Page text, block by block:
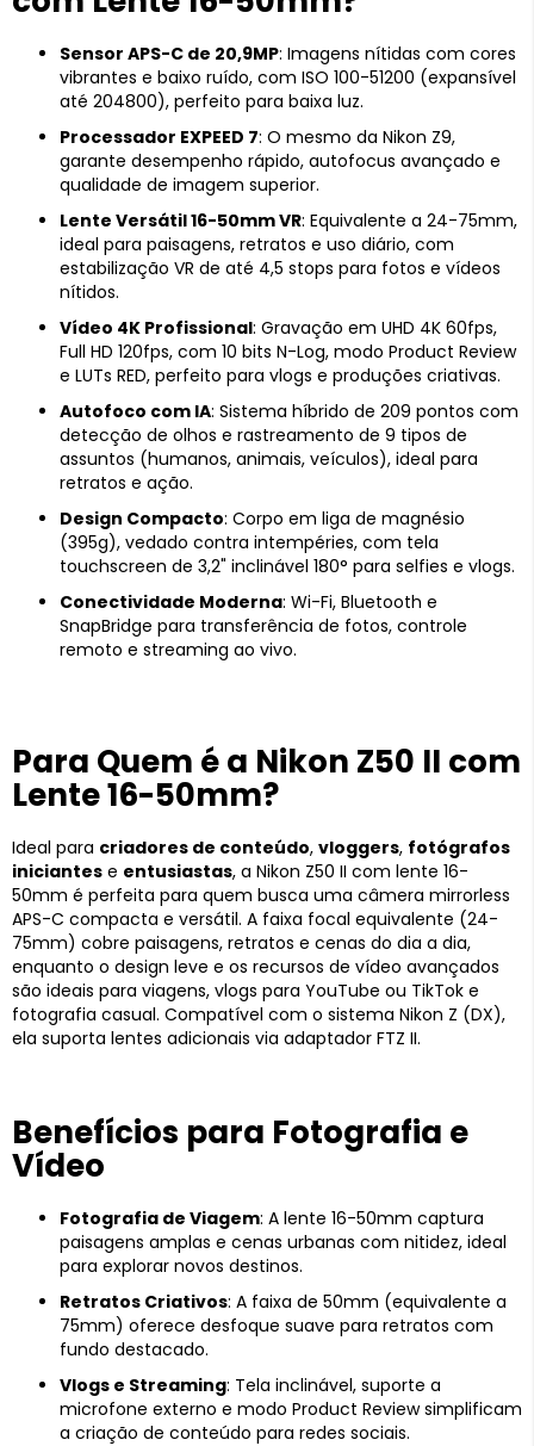
Sensor APS-C de 20,9MP: Imagens nítidas com cores
vibrantes e baixo ruído, com ISO 100-51200 (expansível
até 204800), perfeito para baixa luz.
Processador EXPEED 7: O mesmo da Nikon Z9,
garante desempenho rápido, autofocus avançado e
qualidade de imagem superior.
Lente Versátil 16-50mm VR: Equivalente a 24-75mm,
ideal para paisagens, retratos e uso diário, com
estabilização VR de até 4,5 stops para fotos e vídeos
nítidos.
Vídeo 4K Profissional: Gravação em UHD 4K 60fps,
Full HD 120fps, com 10 bits N-Log, modo Product Review
e LUTs RED, perfeito para vlogs e produções criativas.
Autofoco com IA: Sistema híbrido de 209 pontos com
detecção de olhos e rastreamento de 9 tipos de
assuntos (humanos, animais, veículos), ideal para
retratos e ação.
Design Compacto: Corpo em liga de magnésio
(395g), vedado contra intempéries, com tela
touchscreen de 3,2" inclinável 180° para selfies e vlogs.
Conectividade Moderna: Wi-Fi, Bluetooth e
SnapBridge para transferência de fotos, controle
remoto e streaming ao vivo.
Para Quem é a Nikon Z50 II com
Lente 16-50mm?
Ideal para criadores de conteúdo, vloggers, fotógrafos
iniciantes e entusiastas, a Nikon Z50 II com lente 16-
50mm é perfeita para quem busca uma câmera mirrorless
APS-C compacta e versátil. A faixa focal equivalente (24-
75mm) cobre paisagens, retratos e cenas do dia a dia,
enquanto o design leve e os recursos de vídeo avançados
são ideais para viagens, vlogs para YouTube ou TikTok e
fotografia casual. Compatível com o sistema Nikon Z (DX),
ela suporta lentes adicionais via adaptador FTZ II.
Benefícios para Fotografia e
Vídeo
Fotografia de Viagem: A lente 16-50mm captura
paisagens amplas e cenas urbanas com nitidez, ideal
para explorar novos destinos.
Retratos Criativos: A faixa de 50mm (equivalente a
75mm) oferece desfoque suave para retratos com
fundo destacado.
Vlogs e Streaming: Tela inclinável, suporte a
microfone externo e modo Product Review simplificam
a criação de conteúdo para redes sociais.